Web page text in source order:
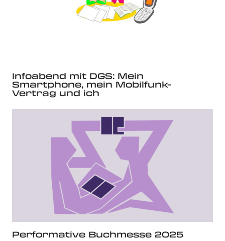
Infoabend mit DGS: Mein
Smartphone, mein Mobilfunk-
Vertrag und ich
Performative Buchmesse 2025